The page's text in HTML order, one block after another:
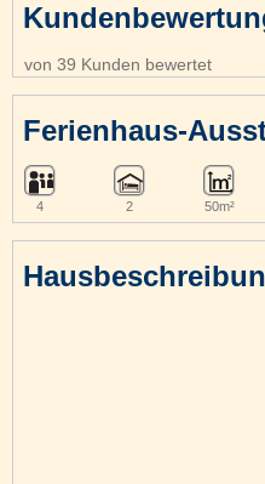
von 39 Kunden bewertet
Ferienhaus-
4 2 50m²